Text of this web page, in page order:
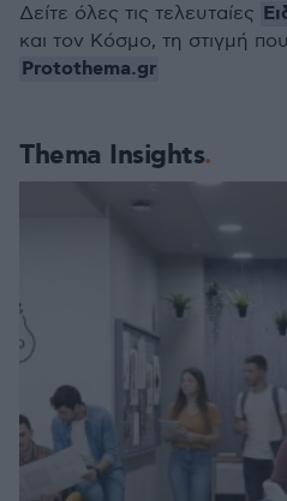
Thema Insights
Δείτε όλες τις τελευταίες
και τον Κόσμο, τη στιγμή
Protothema.gr